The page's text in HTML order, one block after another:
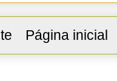
Página inicial